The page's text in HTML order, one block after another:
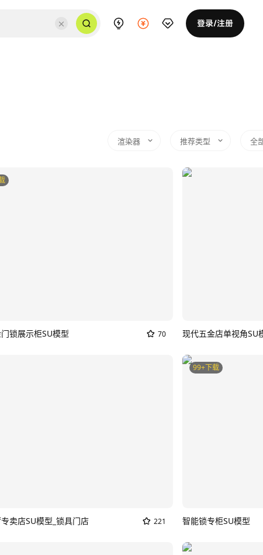
登录/注册
渲染器 推荐类型 全
锁展示柜SU模型 70 现代五金店单视角SU
卖店SU模型_锁具门店 221
99+下载
智能锁专柜SU模型